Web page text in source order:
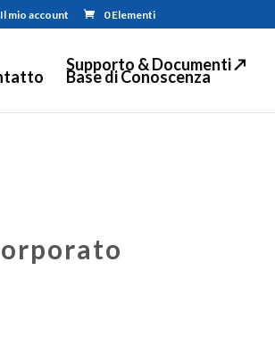
Il mio account 0 Elementi
Supporto & Documenti ↗
Base di Conoscenza